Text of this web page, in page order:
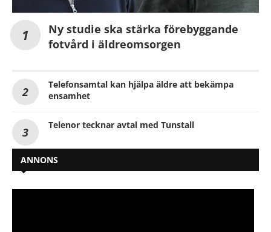
Ny studie ska stärka förebyggande
fotvård i äldreomsorgen
Telefonsamtal kan hjälpa äldre att bekämpa
ensamhet
Telenor tecknar avtal med Tunstall
ANNONS